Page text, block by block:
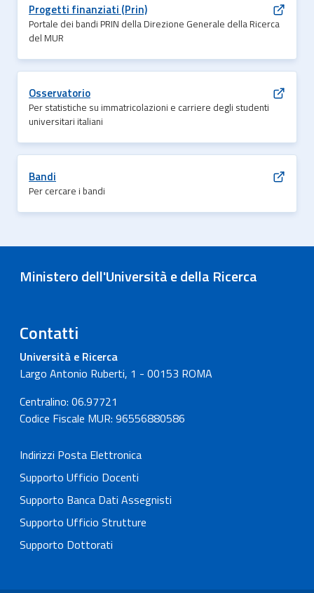
Progetti finanziati (Prin)
Portale dei bandi PRIN della Direzione Generale della Ricerca
del MUR
Osservatorio
Per statistiche su immatricolazioni e carriere degli studenti
universitari italiani
Bandi
Per cercare i bandi
Ministero dell'Università e della Ricerca
Contatti
Università e Ricerca
Largo Antonio Ruberti, 1 - 00153 ROMA
Centralino: 06.97721
Codice Fiscale MUR: 96556880586
Indirizzi Posta Elettronica
Supporto Ufficio Docenti
Supporto Banca Dati Assegnisti
Supporto Ufficio Strutture
Supporto Dottorati